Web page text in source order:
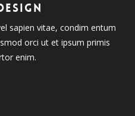
sapien vitae, condim entum
orci ut et ipsum primis
enim.